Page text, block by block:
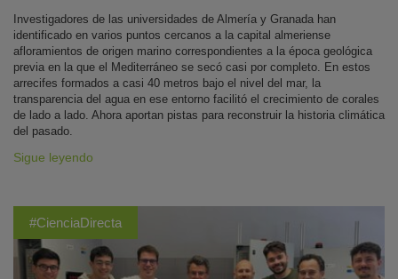
Investigadores de las universidades de Almería y Granada han
identificado en varios puntos cercanos a la capital almeriense
afloramientos de origen marino correspondientes a la época geológica
previa en la que el Mediterráneo se secó casi por completo. En estos
arrecifes formados a casi 40 metros bajo el nivel del mar, la
transparencia del agua en ese entorno facilitó el crecimiento de corales
de lado a lado. Ahora aportan pistas para reconstruir la historia climática
del pasado.
Sigue leyendo
#CienciaDirecta